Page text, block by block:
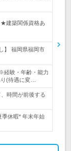
建築関係資格あ
】 福岡県福岡市
経験・年齢・能力
(待遇に変…
時間が前後する
季休暇* 年末年始